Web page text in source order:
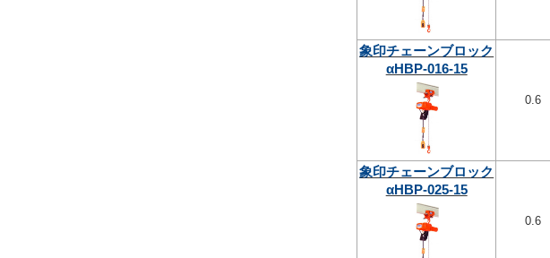
象印チェーンブロック
αHBP-016-15
0.6
象印チェーンブロック
αHBP-025-15
0.6